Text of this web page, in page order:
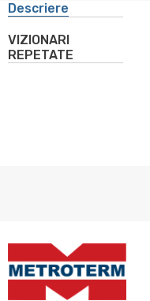
Descriere
VIZIONARI
REPETATE